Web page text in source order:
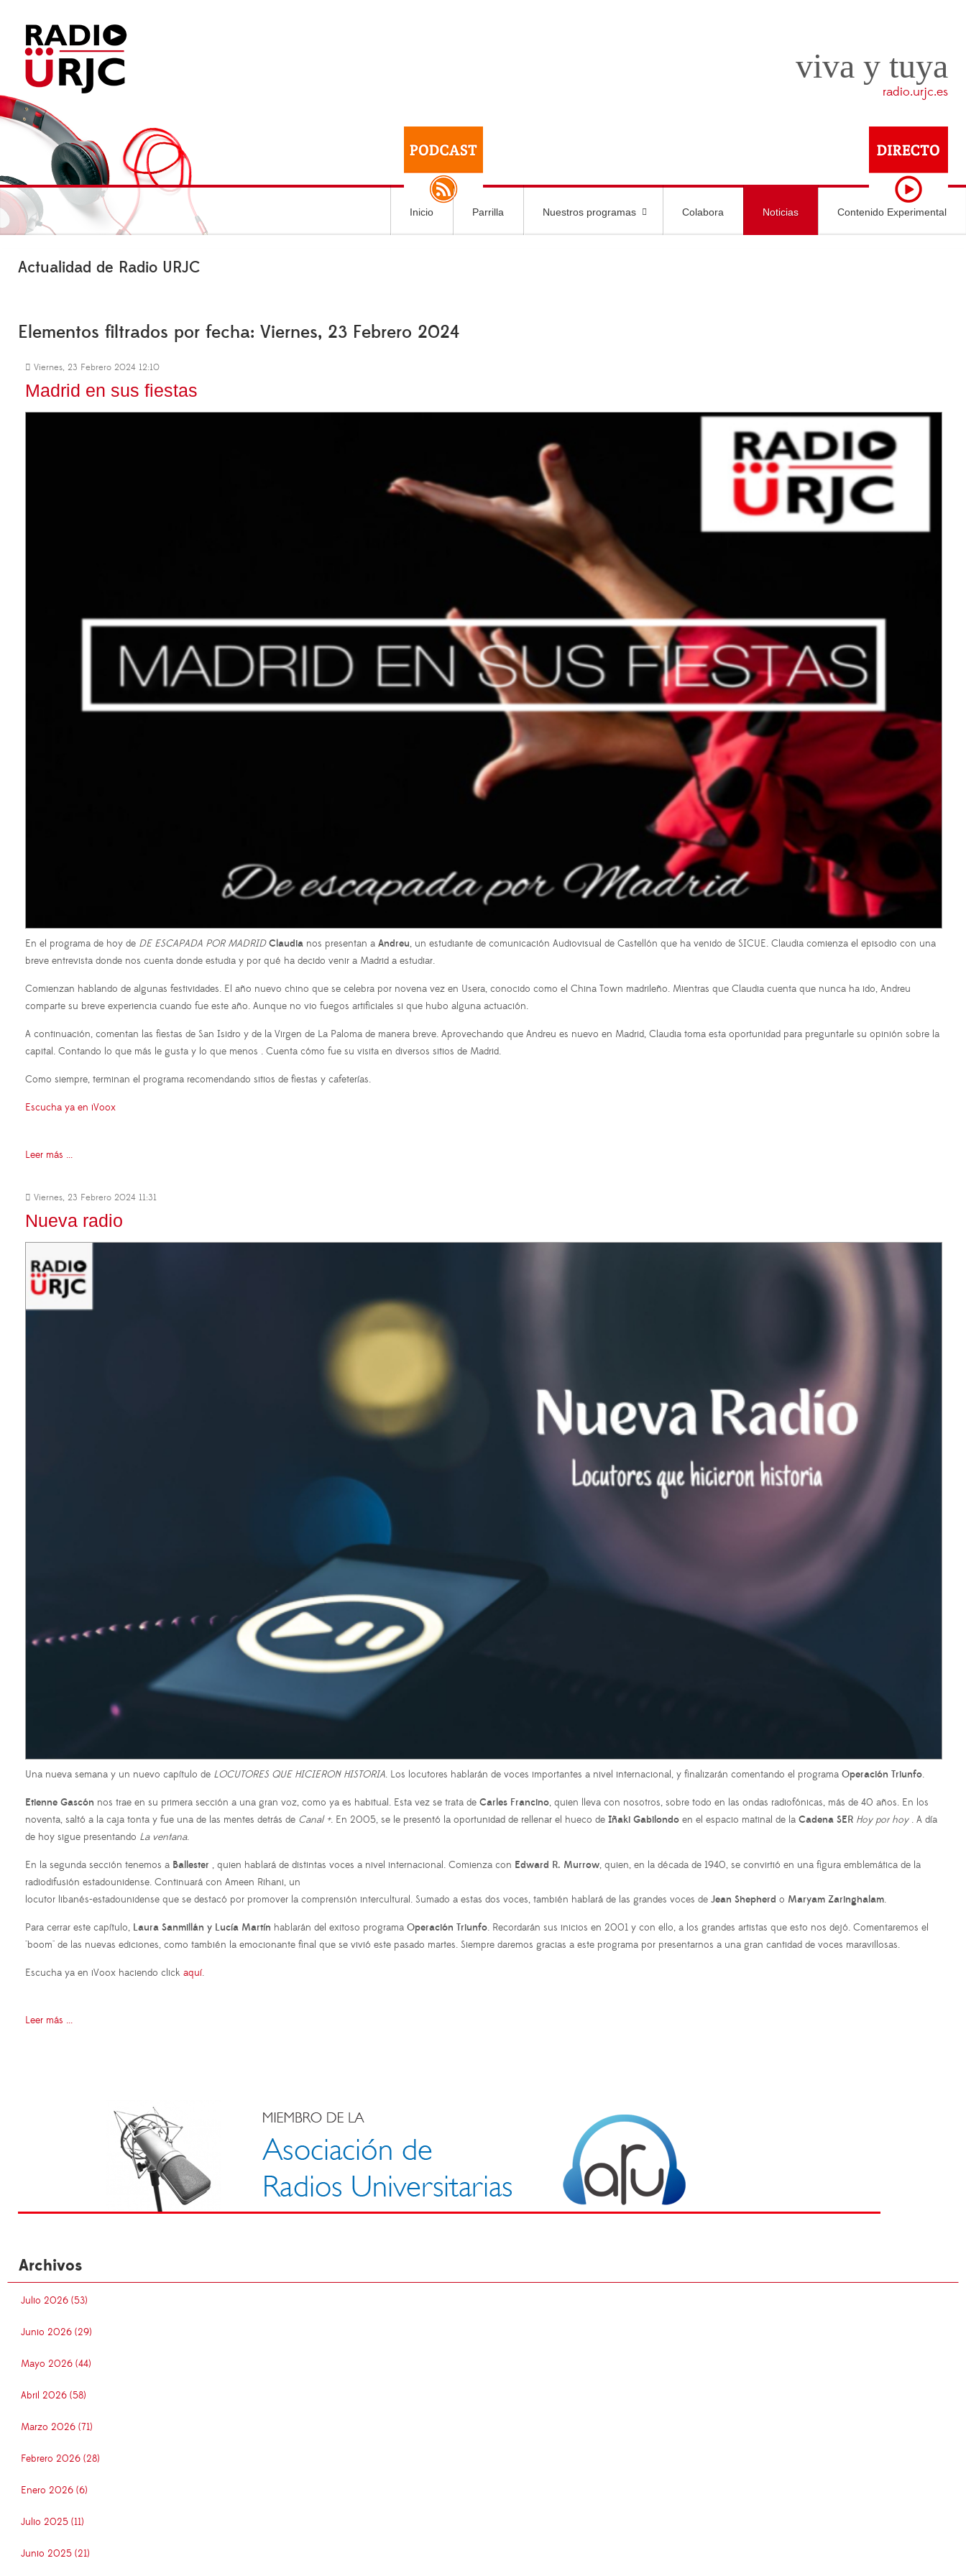
viva y tuya
radio.urjc.es
Inicio Parrilla Nuestros programas Colabora Noticias Contenido Experimental
Actualidad de Radio URJC
Elementos filtrados por fecha: Viernes, 23 Febrero 2024
Viernes, 23 Febrero 2024 12:10
Madrid en sus fiestas
En el programa de hoy de DE ESCAPADA POR MADRID Claudia nos presentan a Andreu, un estudiante de comunicación Audiovisual de Castellón que ha venido de SICUE. Claudia comienza el episodio con una
breve entrevista donde nos cuenta donde estudia y por qué ha decido venir a Madrid a estudiar.
Comienzan hablando de algunas festividades. El año nuevo chino que se celebra por novena vez en Usera, conocido como el China Town madrileño. Mientras que Claudia cuenta que nunca ha ido, Andreu
comparte su breve experiencia cuando fue este año. Aunque no vio fuegos artificiales si que hubo alguna actuación.
A continuación, comentan las fiestas de San Isidro y de la Virgen de La Paloma de manera breve. Aprovechando que Andreu es nuevo en Madrid, Claudia toma esta oportunidad para preguntarle su opinión sobre la
capital. Contando lo que más le gusta y lo que menos . Cuenta cómo fue su visita en diversos sitios de Madrid.
Como siempre, terminan el programa recomendando sitios de fiestas y cafeterías.
Escucha ya en iVoox
Leer más ...
Viernes, 23 Febrero 2024 11:31
Nueva radio
Una nueva semana y un nuevo capítulo de LOCUTORES QUE HICIERON HISTORIA. Los locutores hablarán de voces importantes a nivel internacional, y finalizarán comentando el programa Operación Triunfo.
Etienne Gascón nos trae en su primera sección a una gran voz, como ya es habitual. Esta vez se trata de Carles Francino, quien lleva con nosotros, sobre todo en las ondas radiofónicas, más de 40 años. En los
noventa, saltó a la caja tonta y fue una de las mentes detrás de Canal +. En 2005, se le presentó la oportunidad de rellenar el hueco de Iñaki Gabilondo en el espacio matinal de la Cadena SER Hoy por hoy. A día
de hoy sigue presentando La ventana.
En la segunda sección tenemos a Ballester , quien hablará de distintas voces a nivel internacional. Comienza con Edward R. Murrow, quien, en la década de 1940, se convirtió en una figura emblemática de la
radiodifusión estadounidense. Continuará con Ameen Rihani, un
locutor libanés-estadounidense que se destacó por promover la comprensión intercultural. Sumado a estas dos voces, también hablará de las grandes voces de Jean Shepherd o Maryam Zaringhalam.
Para cerrar este capítulo, Laura Sanmillán y Lucía Martín hablarán del exitoso programa Operación Triunfo. Recordarán sus inicios en 2001 y con ello, a los grandes artistas que esto nos dejó. Comentaremos el
"boom" de las nuevas ediciones, como también la emocionante final que se vivió este pasado martes. Siempre daremos gracias a este programa por presentarnos a una gran cantidad de voces maravillosas.
Escucha ya en iVoox haciendo click aquí.
Leer más ...
Archivos
Julio 2026 (53)
Junio 2026 (29)
Mayo 2026 (44)
Abril 2026 (58)
Marzo 2026 (71)
Febrero 2026 (28)
Enero 2026 (6)
Julio 2025 (11)
Junio 2025 (21)